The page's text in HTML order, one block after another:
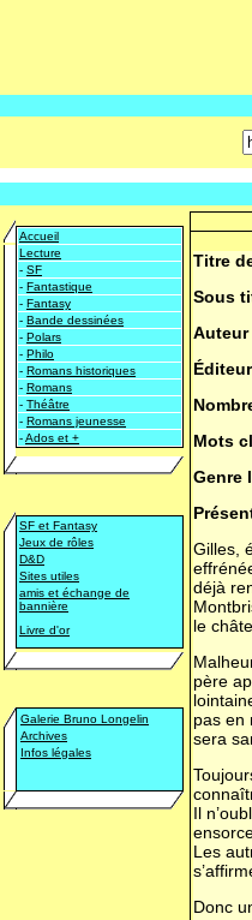
Accueil
Lecture
- SF
- Fantastique
- Fantasy
- Bande dessinées
- Polars
- Philo
- Romans historiques
- Romans
- Théâtre
- Romans jeunesse
-Ados et +
SF et Fantasy
Jeux de rôles
D&D
Sites utiles
amis et échange de
bannière
Livre d'or
Galerie Bruno Longelin
Archives
Infos légales
Titre
Sous
Auteur
Mots
Genre
Gilles,
déjà
le
père
pas en
sera
Il
Les
Donc